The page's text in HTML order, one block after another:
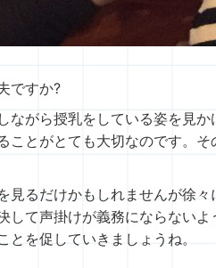
ですか?
ながら授乳をしている姿を見
ことがとても大切なのです。
見るだけかもしれませんが徐
して声掛けが義務にならない
を促していきましょうね。